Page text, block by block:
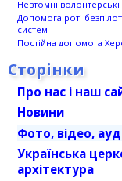
Невтомні волонтерські
Допомога роті
систем
Постійна допомога
Сторінки
Про нас і наш
Новини
Фото, відео,
Українська
архітектура